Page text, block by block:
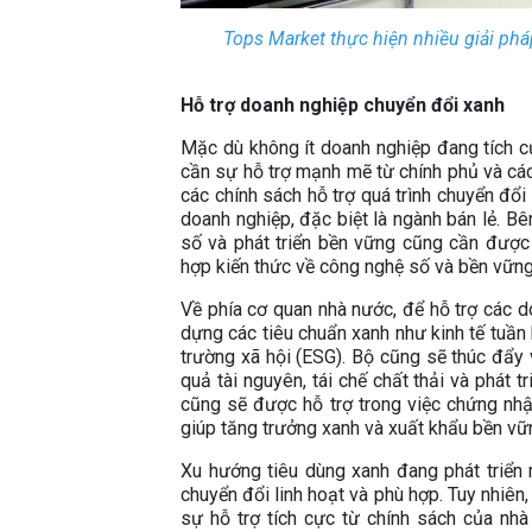
Tops Market thực hiện nhiều giải
Hỗ trợ doanh nghiệp chuyển đổi xanh
Mặc dù không ít doanh nghiệp đang tích
cần sự hỗ trợ mạnh mẽ từ chính phủ và
các chính sách hỗ trợ quá trình chuyển
doanh nghiệp, đặc biệt là ngành bán lẻ.
số và phát triển bền vững cũng cần
hợp kiến thức về công nghệ số và bền
Về phía cơ quan nhà nước, để hỗ trợ các
dựng các tiêu chuẩn xanh như kinh tế
trường xã hội (ESG). Bộ cũng sẽ thúc
quả tài nguyên, tái chế chất thải và phát
cũng sẽ được hỗ trợ trong việc chứng
giúp tăng trưởng xanh và xuất khẩu bền
Xu hướng tiêu dùng xanh đang phát
chuyển đổi linh hoạt và phù hợp. Tuy
sự hỗ trợ tích cực từ chính sách của